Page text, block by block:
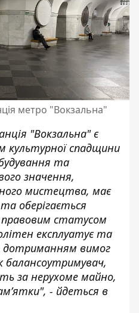
метро "Вокзальна"
"Вокзальна" є
культурної спадщини
та
значення,
мистецтва, має
оберігається
правовим статусом
експлуатує та
дотриманням вимог
балансоутримувач,
за нерухоме майно,
- йдеться в